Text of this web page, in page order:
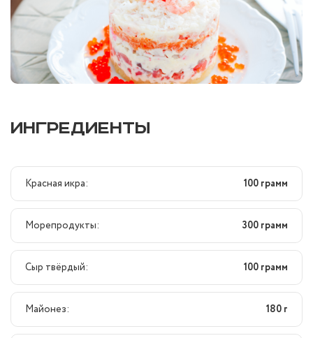
ИНГРЕДИЕНТЫ
Красная икра: 100 грамм
Морепродукты: 300 грамм
Сыр твёрдый: 100 грамм
Майонез: 180 г